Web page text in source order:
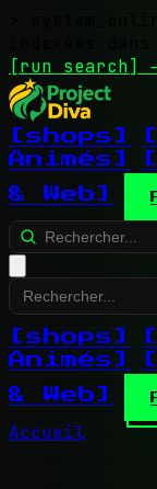
indexées
[run search]
[shops]
Animés]
& Web]
[shops]
Animés]
& Web]
Accueil